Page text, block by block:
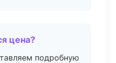
цена?
подробную